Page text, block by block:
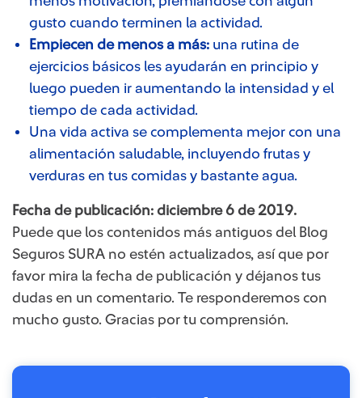
gusto cuando terminen la actividad.
Empiecen de menos a más: una rutina de
ejercicios básicos les ayudarán en principio y
luego pueden ir aumentando la intensidad y el
tiempo de cada actividad.
Una vida activa se complementa mejor con una
alimentación saludable, incluyendo frutas y
verduras en tus comidas y bastante agua.
Fecha de publicación: diciembre 6 de 2019.
Puede que los contenidos más ​​antiguos del Blog
Seguros SURA no estén actualizados, así que por
favor mira la fecha de publicación y déjanos tus
dudas en un comentario. Te responderemos con
mucho gusto. Gracias por tu comprensión.​​​​​​